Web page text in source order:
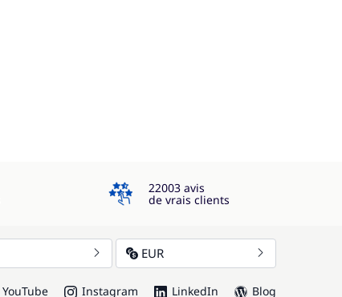
4.3
22003 avis
de vrais clients
EUR
YouTube Instagram LinkedIn Blog